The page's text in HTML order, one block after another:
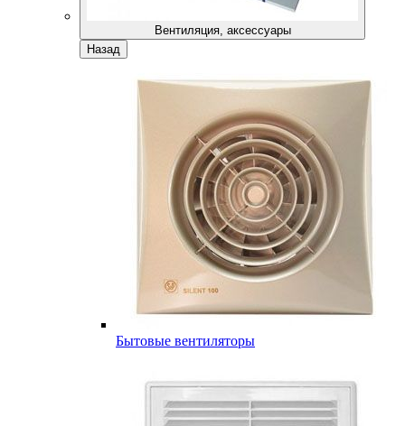
Вентиляция, аксессуары
Назад
Бытовые вентиляторы